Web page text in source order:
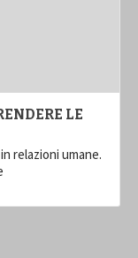
LE
relazioni umane.